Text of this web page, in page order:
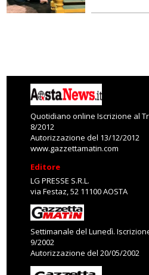
Quotidiano online Iscrizione al
8/2012
Autorizzazione del 13/12/2012
www.gazzettamatin.com
Editore
LG PRESSE S.R.L.
via Festaz, 52 11100 AOSTA
Settimanale del Lunedì.
9/2002
Autorizzazione del 20/05/2002